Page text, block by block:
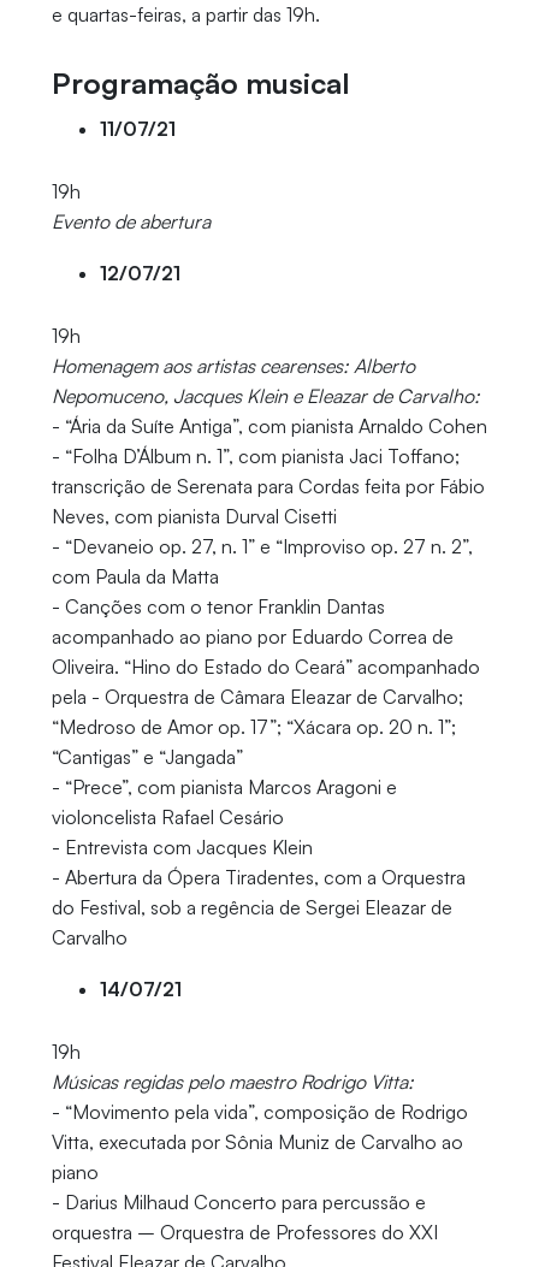
e quartas-feiras, a partir das 19h.
Programação musical
11/07/21
19h
Evento de abertura
12/07/21
19h
Homenagem aos artistas cearenses: Alberto
Nepomuceno, Jacques Klein e Eleazar de Carvalho:
- “Ária da Suíte Antiga”, com pianista Arnaldo Cohen
- “Folha D’Álbum n. 1”, com pianista Jaci Toffano;
transcrição de Serenata para Cordas feita por Fábio
Neves, com pianista Durval Cisetti
- “Devaneio op. 27, n. 1” e “Improviso op. 27 n. 2”,
com Paula da Matta
- Canções com o tenor Franklin Dantas
acompanhado ao piano por Eduardo Correa de
Oliveira. “Hino do Estado do Ceará” acompanhado
pela - Orquestra de Câmara Eleazar de Carvalho;
“Medroso de Amor op. 17”; “Xácara op. 20 n. 1”;
“Cantigas” e “Jangada”
- “Prece”, com pianista Marcos Aragoni e
violoncelista Rafael Cesário
- Entrevista com Jacques Klein
- Abertura da Ópera Tiradentes, com a Orquestra
do Festival, sob a regência de Sergei Eleazar de
Carvalho
14/07/21
19h
Músicas regidas pelo maestro Rodrigo Vitta:
- “Movimento pela vida”, composição de Rodrigo
Vitta, executada por Sônia Muniz de Carvalho ao
piano
- Darius Milhaud Concerto para percussão e
orquestra – Orquestra de Professores do XXI
Festival Eleazar de Carvalho